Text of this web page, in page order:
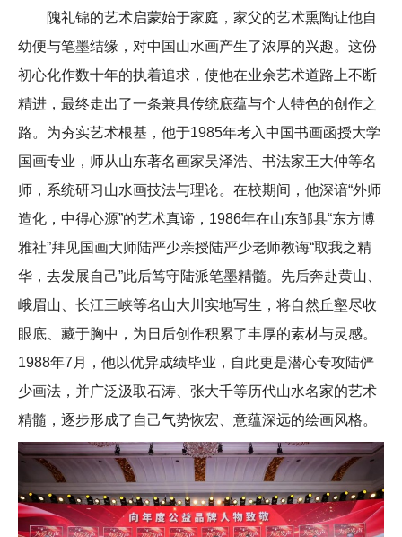
隗礼锦的艺术启蒙始于家庭，家父的艺术熏陶让他自
幼便与笔墨结缘，对中国山水画产生了浓厚的兴趣。这份
初心化作数十年的执着追求，使他在业余艺术道路上不断
精进，最终走出了一条兼具传统底蕴与个人特色的创作之
路。为夯实艺术根基，他于1985年考入中国书画函授大学
国画专业，师从山东著名画家吴泽浩、书法家王大仲等名
师，系统研习山水画技法与理论。在校期间，他深谙“外师
造化，中得心源”的艺术真谛，1986年在山东邹县“东方博
雅社”拜见国画大师陆严少亲授陆严少老师教诲“取我之精
华，去发展自己”此后笃守陆派笔墨精髓。先后奔赴黄山、
峨眉山、长江三峡等名山大川实地写生，将自然丘壑尽收
眼底、藏于胸中，为日后创作积累了丰厚的素材与灵感。
1988年7月，他以优异成绩毕业，自此更是潜心专攻陆俨
少画法，并广泛汲取石涛、张大千等历代山水名家的艺术
精髓，逐步形成了自己气势恢宏、意蕴深远的绘画风格。